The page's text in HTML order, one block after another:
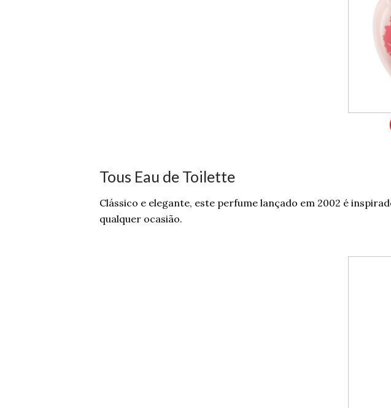
Tous Eau de Toilette
Clássico e elegante, este perfume lançado em 2002 é
qualquer ocasião.